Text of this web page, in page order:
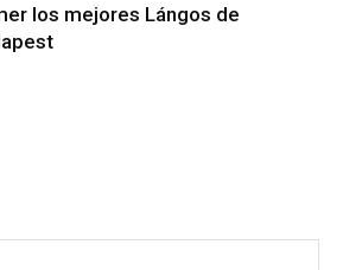
los mejores Lángos de